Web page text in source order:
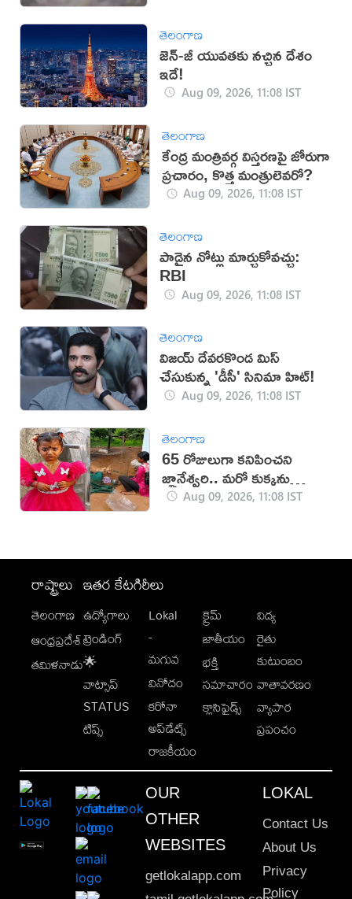
తెలంగాణ
జెన్-జీ యువతకు నచ్చిన దేశం
ఇదే!
Aug 09, 2026, 11:08 IST
తెలంగాణ
కేంద్ర మంత్రివర్గ విస్తరణపై జోరుగా
ప్రచారం, కొత్త మంత్రులెవరో?
Aug 09, 2026, 11:08 IST
తెలంగాణ
పాడైన నోట్లు మార్చుకోవచ్చు:
RBI
Aug 09, 2026, 11:08 IST
తెలంగాణ
విజయ్ దేవరకొండ మిస్
చేసుకున్న 'డీసీ' సినిమా హిట్!
Aug 09, 2026, 11:08 IST
తెలంగాణ
65 రోజులుగా కనిపించని
జ్ఞానేశ్వరి.. మరో కుక్కను
తెచ్చుకున్న పేరెంట్స్
Aug 09, 2026, 11:08 IST
రాష్ట్రాలు
తెలంగాణ
ఆంధ్రప్రదేశ్
తమిళనాడు
ఇతర కేటగిరీలు
ఉద్యోగాలు
ట్రెండింగ్
🌟
వాట్సాప్
STATUS
టిప్స్
Lokal
-
మగువ
వినోదం
కరోనా
అప్‌డేట్స్
రాజకీయం
క్రైమ్
జాతీయం
భక్తి
సమాచారం
క్లాసిఫైడ్స్
విద్య
రైతు
కుటుంబం
వాతావరణం
వ్యాపార
ప్రపంచం
OUR
OTHER
WEBSITES
getlokalapp.com
LOKAL
Contact Us
About Us
Privacy
Policy